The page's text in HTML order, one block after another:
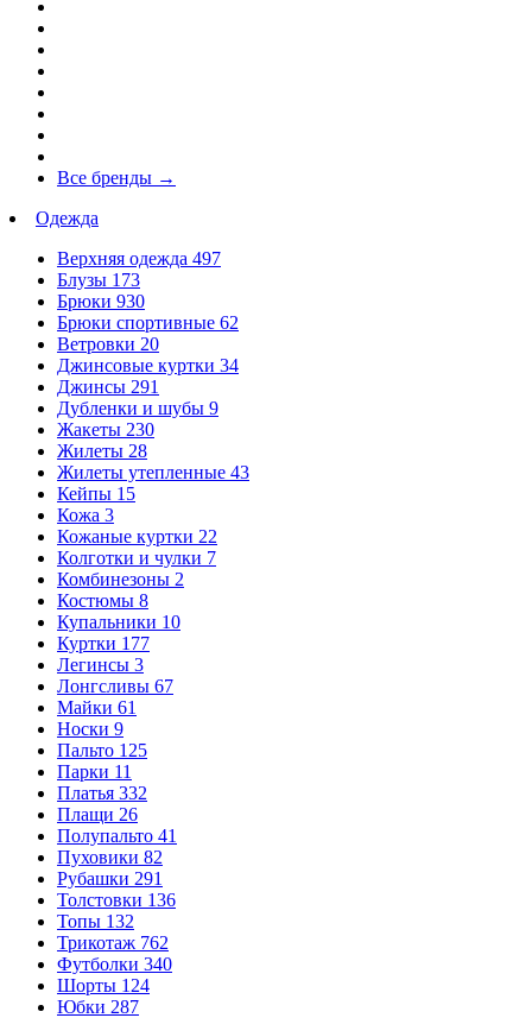
Все бренды →
Одежда
Верхняя одежда 497
Блузы 173
Брюки 930
Брюки спортивные 62
Ветровки 20
Джинсовые куртки 34
Джинсы 291
Дубленки и шубы 9
Жакеты 230
Жилеты 28
Жилеты утепленные 43
Кейпы 15
Кожа 3
Кожаные куртки 22
Колготки и чулки 7
Комбинезоны 2
Костюмы 8
Купальники 10
Куртки 177
Легинсы 3
Лонгсливы 67
Майки 61
Носки 9
Пальто 125
Парки 11
Платья 332
Плащи 26
Полупальто 41
Пуховики 82
Рубашки 291
Толстовки 136
Топы 132
Трикотаж 762
Футболки 340
Шорты 124
Юбки 287